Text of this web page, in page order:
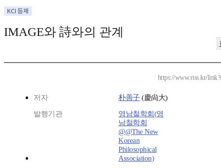
IMAGE와 詩와의 관계
https://www.riss.kr/
저자 朴善子(慶尙大)
발행기관
영남철학회(영
남철학회
@@The New
Korean
Philosophical
Association)